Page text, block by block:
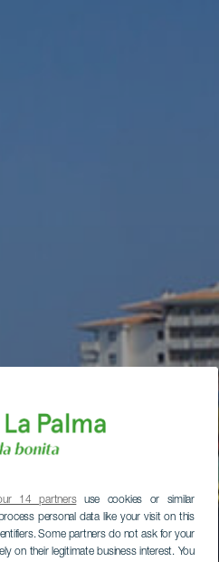
14 partnersuse cookies or similar
personal data like your visit on this
Some partners do not ask for your
on their legitimate business interest. You